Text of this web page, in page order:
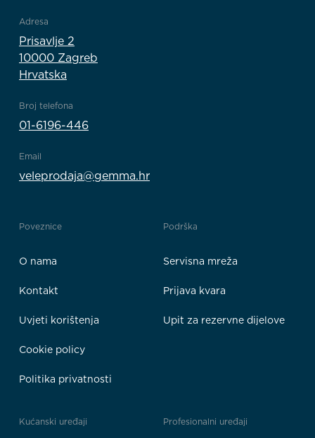
Adresa
Prisavlje 2
10000 Zagreb
Hrvatska
Broj telefona
01-6196-446
Email
veleprodaja@gemma.hr
Poveznice
O nama
Kontakt
Uvjeti korištenja
Cookie policy
Politika privatnosti
Podrška
Servisna mreža
Prijava kvara
Upit za rezervne dijelove
Kućanski uređaji Profesionalni uređaji